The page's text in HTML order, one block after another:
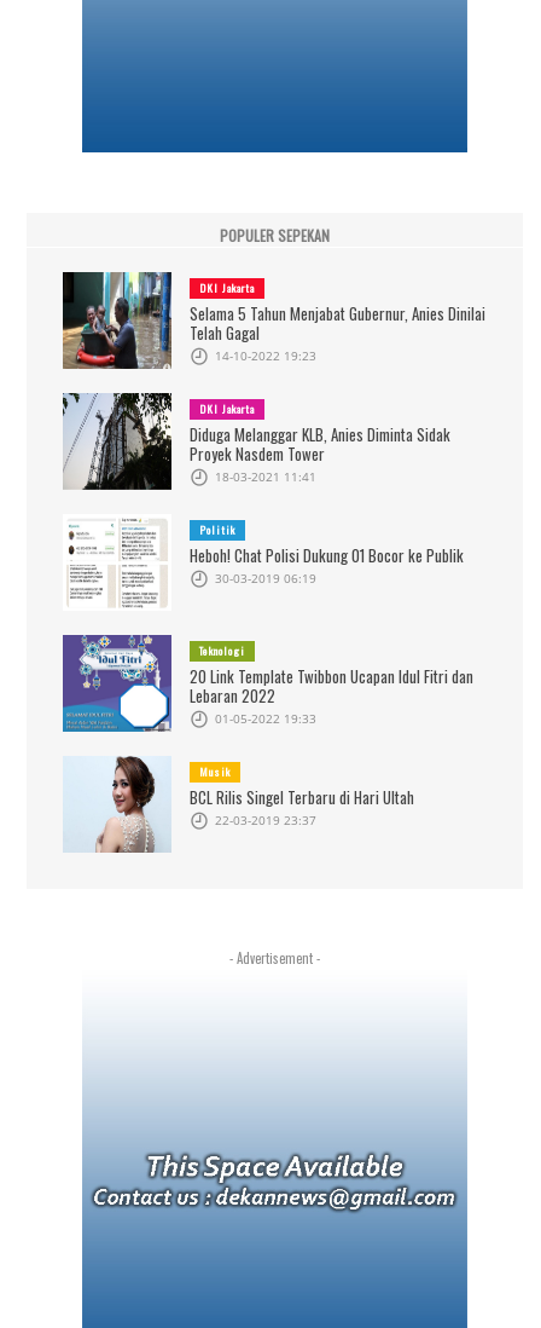
POPULER SEPEKAN
DKI Jakarta
Selama 5 Tahun Menjabat Gubernur, Anies Dinilai
Telah Gagal
14-10-2022 19:23
DKI Jakarta
Diduga Melanggar KLB, Anies Diminta Sidak
Proyek Nasdem Tower
18-03-2021 11:41
Politik
Heboh! Chat Polisi Dukung 01 Bocor ke Publik
30-03-2019 06:19
Teknologi
20 Link Template Twibbon Ucapan Idul Fitri dan
Lebaran 2022
01-05-2022 19:33
Musik
BCL Rilis Singel Terbaru di Hari Ultah
22-03-2019 23:37
- Advertisement -